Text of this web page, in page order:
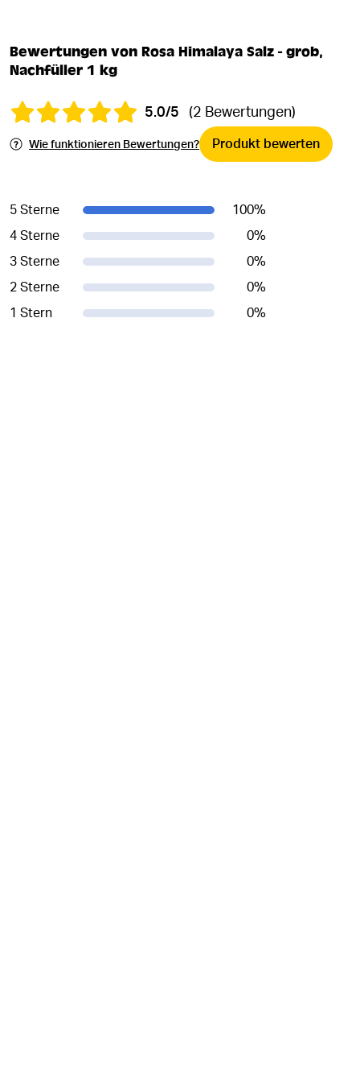
Bewertungen von Rosa Himalaya Salz - grob,
Nachfüller 1 kg
5.0/5 (2 Bewertungen)
Wie funktionieren Bewertungen? Produkt bewerten
5 Sterne 100%
4 Sterne
0%
3 Sterne
0%
2 Sterne
0%
1 Stern
0%